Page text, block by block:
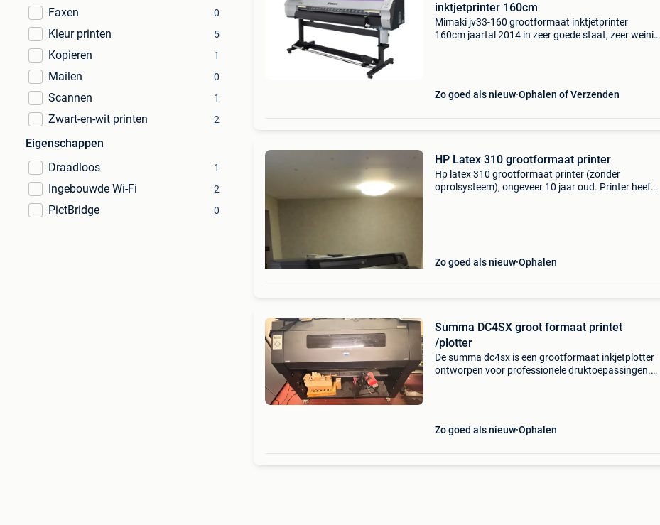
Faxen
0
Kleur printen 5
Kopieren 1
Mailen 0
Scannen 1
Zwart-en-wit printen 2
Eigenschappen
Draadloos
1
Ingebouwde Wi-Fi 2
PictBridge 0
inktjetprinter 160cm
Mimaki jv33-160 grootformaat inktjetprinter
160cm jaartal 2014 in zeer goede staat, zeer weinig
Zo goed als nieuw Ophalen of Verzenden
HP Latex 310 grootformaat printer
Hp latex 310 grootformaat printer (zonder
oprolsysteem), ongeveer 10 jaar oud. Printer heeft
Zo goed als nieuw Ophalen
Summa DC4SX groot formaat printet
/plotter
De summa dc4sx is een grootformaat inkjetplotter
ontworpen voor professionele druktoepassingen.
Zo goed als nieuw Ophalen